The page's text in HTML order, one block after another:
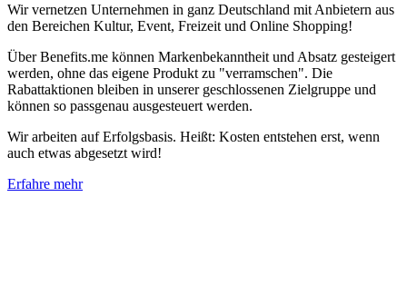
Wir vernetzen Unternehmen in ganz Deutschland mit Anbietern aus
den Bereichen Kultur, Event, Freizeit und Online Shopping!
Über Benefits.me können Markenbekanntheit und Absatz gesteigert
werden, ohne das eigene Produkt zu "verramschen". Die
Rabattaktionen bleiben in unserer geschlossenen Zielgruppe und
können so passgenau ausgesteuert werden.
Wir arbeiten auf Erfolgsbasis. Heißt: Kosten entstehen erst, wenn
auch etwas abgesetzt wird!
Erfahre mehr